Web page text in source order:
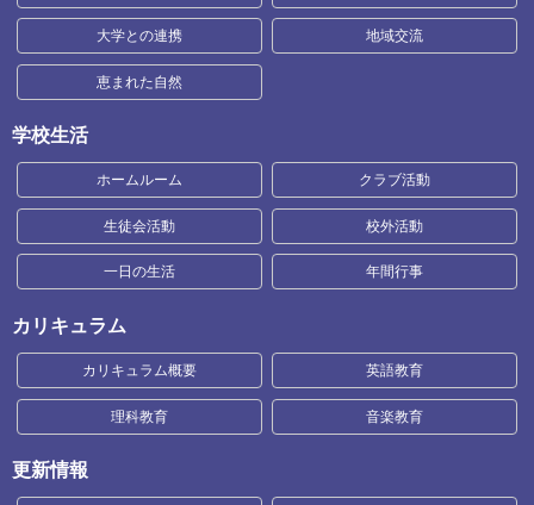
大学との連携 地域交流
恵まれた自然
学校生活
ホームルーム クラブ活動
生徒会活動 校外活動
一日の生活 年間行事
カリキュラム
カリキュラム概要 英語教育
理科教育 音楽教育
更新情報